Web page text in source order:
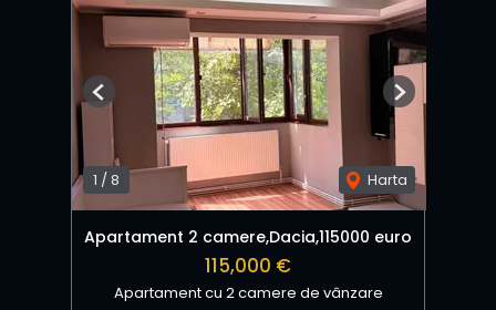
1 / 8 Harta
Previous Next
Apartament 2 camere,Dacia,115000 euro
115,000 €
Apartament cu 2 camere de vânzare